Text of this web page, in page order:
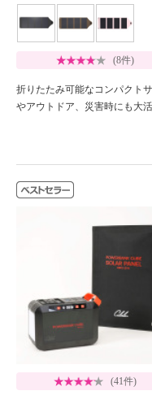
(8件)
折りたたみ可能なコンパクト
やアウトドア、災害時にも大活
(41件)